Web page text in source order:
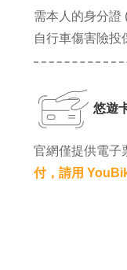
需本人的身分證
自行車傷害險投
悠遊
官網僅提供電子
付，請用